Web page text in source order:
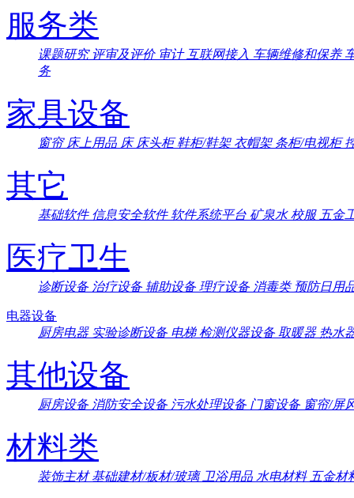
服务类
课题研究 评审及评价 审计 互联网接入 车辆维修和保养
务
家具设备
窗帘 床上用品 床 床头柜鞋柜/鞋架 衣帽架 条柜/电视柜
其它
基础软件 信息安全软件 软件系统平台 矿泉水校服 五金
医疗卫生
诊断设备 治疗设备辅助设备理疗设备 消毒类 预防日用
电器设备
厨房电器 实验诊断设备 电梯检测仪器设备取暖器 热水
其他设备
厨房设备 消防安全设备 污水处理设备 门窗设备 窗帘/屏
材料类
装饰主材基础建材/板材/玻璃 卫浴用品 水电材料 五金材